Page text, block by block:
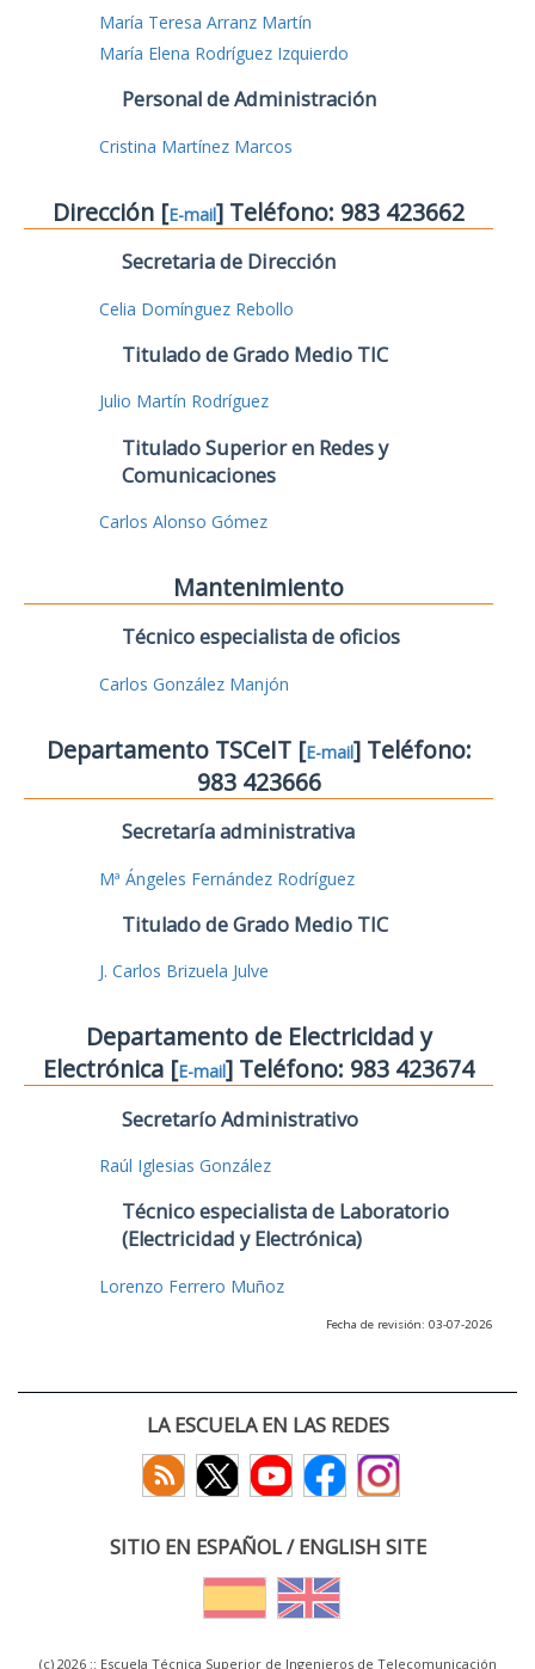
María Teresa Arranz Martín
María Elena Rodríguez Izquierdo
Personal de Administración
Cristina Martínez Marcos
Dirección [E-mail] Teléfono: 983 423662
Secretaria de Dirección
Celia Domínguez Rebollo
Titulado de Grado Medio TIC
Julio Martín Rodríguez
Titulado Superior en Redes y
Comunicaciones
Carlos Alonso Gómez
Mantenimiento
Técnico especialista de oficios
Carlos González Manjón
Departamento TSCeIT [E-mail] Teléfono:
983 423666
Secretaría administrativa
Mª Ángeles Fernández Rodríguez
Titulado de Grado Medio TIC
J. Carlos Brizuela Julve
Departamento de Electricidad y
Electrónica [E-mail] Teléfono: 983 423674
Secretarío Administrativo
Raúl Iglesias González
Técnico especialista de Laboratorio
(Electricidad y Electrónica)
Lorenzo Ferrero Muñoz
Fecha de revisión: 03-07-2026
LA ESCUELA EN LAS REDES
SITIO EN ESPAÑOL / ENGLISH SITE
(c) 2026 :: Escuela Técnica Superior de Ingenieros de Telecomunicación